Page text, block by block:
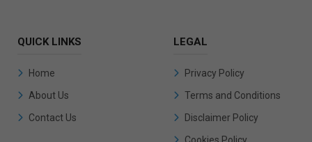
QUICK LINKS
Home
About Us
Contact Us
LEGAL
Privacy Policy
Terms and Conditions
Disclaimer Policy